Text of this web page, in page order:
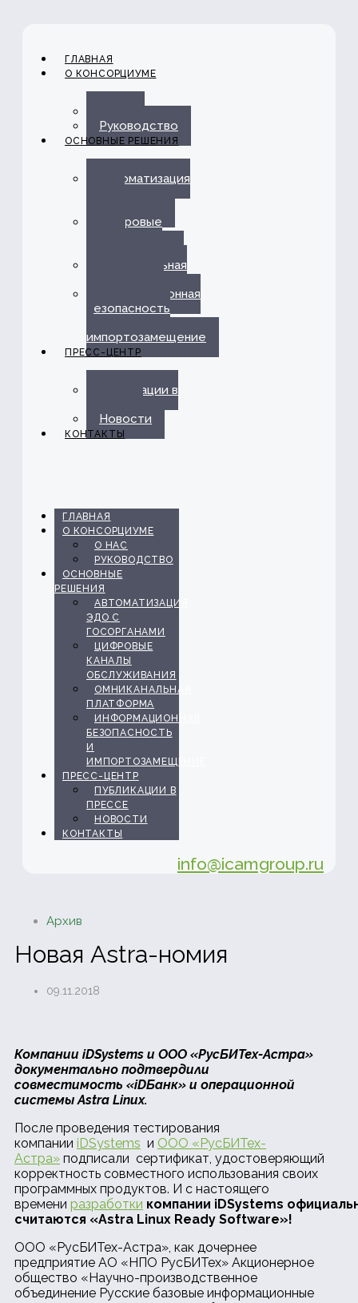
ГЛАВНАЯ
О КОНСОРЦИУМЕ
Руководство
ОСНОВНЫЕ РЕШЕНИЯ
Автоматизация
Цифровые
Омниканальная
Информационная
безопасность
импортозамещение
ПРЕСС-ЦЕНТР
Публикации в
Новости
КОНТАКТЫ
ГЛАВНАЯ
О КОНСОРЦИУМЕ
О НАС
РУКОВОДСТВО
ОСНОВНЫЕ
РЕШЕНИЯ
АВТОМАТИЗАЦИЯ
ЭДО С
ГОСОРГАНАМИ
ЦИФРОВЫЕ
КАНАЛЫ
ОБСЛУЖИВАНИЯ
ОМНИКАНАЛЬНАЯ
ПЛАТФОРМА
ИНФОРМАЦИОННАЯ
БЕЗОПАСНОСТЬ
И
ИМПОРТОЗАМЕЩЕНИЕ
ПРЕСС-ЦЕНТР
ПУБЛИКАЦИИ В
ПРЕССЕ
НОВОСТИ
КОНТАКТЫ
info@icamgroup.ru
Архив
Новая Astra-номия
09.11.2018
Компании iDSystems и ООО «РусБИТех-Астра»
документально подтвердили
совместимость «iDБанк» и операционной
системы Astra Linux.
После проведения тестирования
компании iDSystems и ООО «РусБИТех-
Астра» подписали сертификат, удостоверяющий
корректность совместного использования своих
программных продуктов. И с настоящего
времени разработки компании iDSystems
считаются «Astra Linux Ready Software»!
ООО «РусБИТех-Астра», как дочернее
предприятие АО «НПО РусБИТех» Акционерное
общество «Научно-производственное
объединение Русские базовые информационные